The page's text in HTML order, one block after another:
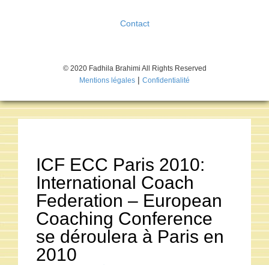
Contact
© 2020 Fadhila Brahimi All Rights Reserved
Mentions légales | Confidentialité
ICF ECC Paris 2010:
International Coach
Federation – European
Coaching Conference
se déroulera à Paris en
2010